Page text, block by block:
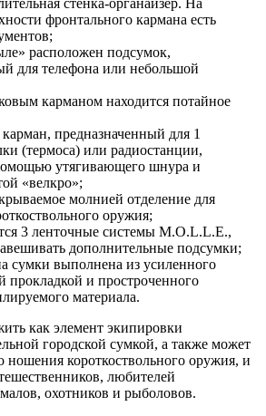
фронтального кармана есть
расположен подсумок,
для телефона или небольшой
карманом находится потайное
предназначенный для 1
(термоса) или радиостанции,
утягивающего шнура и
«велкро»;
молнией отделение для
оружия;
3 ленточные системы M.O.L.L.E.,
дополнительные подсумки;
сумки выполнена из усиленного
прокладкой и простроченного
материала.
как элемент экипировки
городской сумкой, а также может
ношения короткоствольного оружия, и
любителей
охотников и рыболовов.